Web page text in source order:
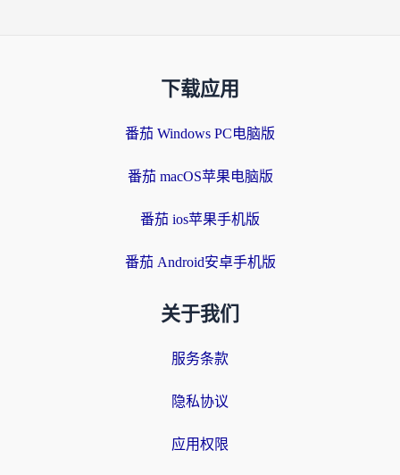
下载应用
番茄 Windows PC电脑版
番茄 macOS苹果电脑版
番茄 ios苹果手机版
番茄 Android安卓手机版
关于我们
服务条款
隐私协议
应用权限